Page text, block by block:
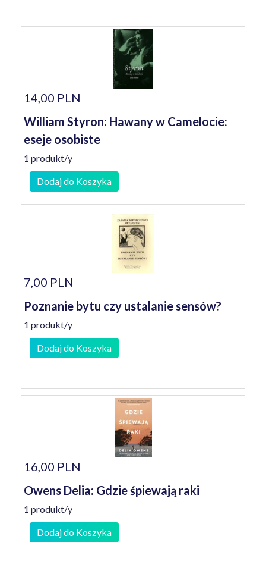
14,00 PLN
William Styron: Hawany w Camelocie:
eseje osobiste
1 produkt/y
Dodaj do Koszyka
7,00 PLN
Poznanie bytu czy ustalanie sensów?
1 produkt/y
Dodaj do Koszyka
16,00 PLN
Owens Delia: Gdzie śpiewają raki
1 produkt/y
Dodaj do Koszyka